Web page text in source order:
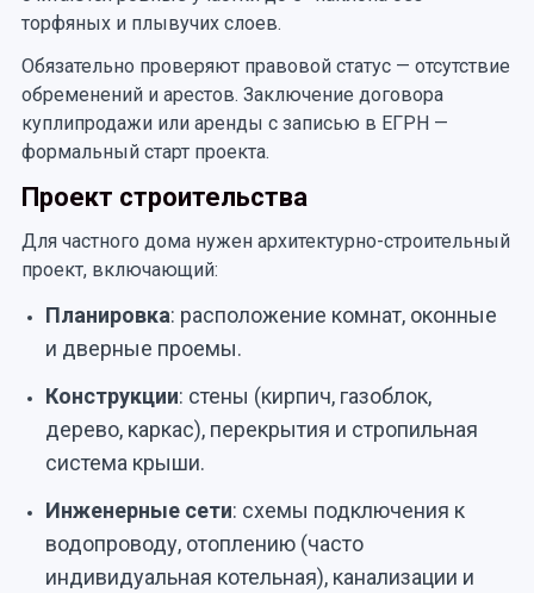
торфяных и плывучих слоев.
Обязательно проверяют правовой статус — отсутствие
обременений и арестов. Заключение договора
куплипродажи или аренды с записью в ЕГРН —
формальный старт проекта.
Проект строительства
Для частного дома нужен архитектурно-строительный
проект, включающий:
Планировка: расположение комнат, оконные
и дверные проемы.
Конструкции: стены (кирпич, газоблок,
дерево, каркас), перекрытия и стропильная
система крыши.
Инженерные сети: схемы подключения к
водопроводу, отоплению (часто
индивидуальная котельная), канализации и